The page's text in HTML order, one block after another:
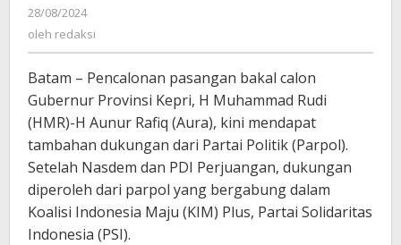
Kepri
28/08/2024
redaksi
oleh redaksi
Batam – Pencalonan pasangan bakal calon
Gubernur Provinsi Kepri, H Muhammad Rudi
(HMR)-H Aunur Rafiq (Aura), kini mendapat
tambahan dukungan dari Partai Politik (Parpol).
Setelah Nasdem dan PDI Perjuangan, dukungan
diperoleh dari parpol yang bergabung dalam
Koalisi Indonesia Maju (KIM) Plus, Partai Solidaritas
Indonesia (PSI).